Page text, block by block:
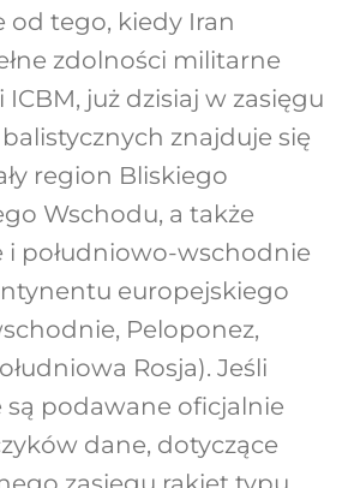
od tego, kiedy Iran
zdolności militarne
już dzisiaj w zasięgu
znajduje się
region Bliskiego
Wschodu, a także
i południowo-wschodnie
europejskiego
Peloponez,
Rosja). Jeśli
są podawane oficjalnie
dane, dotyczące